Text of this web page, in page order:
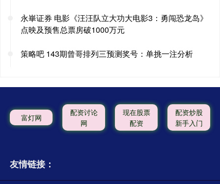
永崋证券 电影《汪汪队立大功大电影3：勇闯恐龙岛》
点映及预售总票房破1000万元
策略吧 143期曾哥排列三预测奖号：单挑一注分析
富灯网
配资讨论
网
现在股票
配资
配资炒股
新手入门
友情链接：